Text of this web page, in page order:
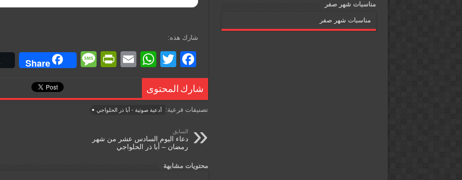
شارك هذه:
F
a
c
e
o
o
k
T
wi
tt
er
W
s
p
p
E
Pr
ri
n
M
Share
شارك المحتوى
تصنيفات فرعية: أدعية صوتية - أبا ذر الحلواجي
السابق
دعاء اليوم السادس عشر من شهر
رمضان – أبا ذر الحلواجي
محتويات مشابهة
مناسبات شهر صفر
مناسبات شهر صفر